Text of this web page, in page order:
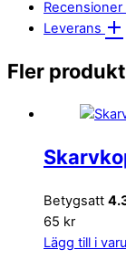
Recensioner
Leverans
Fler
Betygsatt
65 kr
Lägg till i